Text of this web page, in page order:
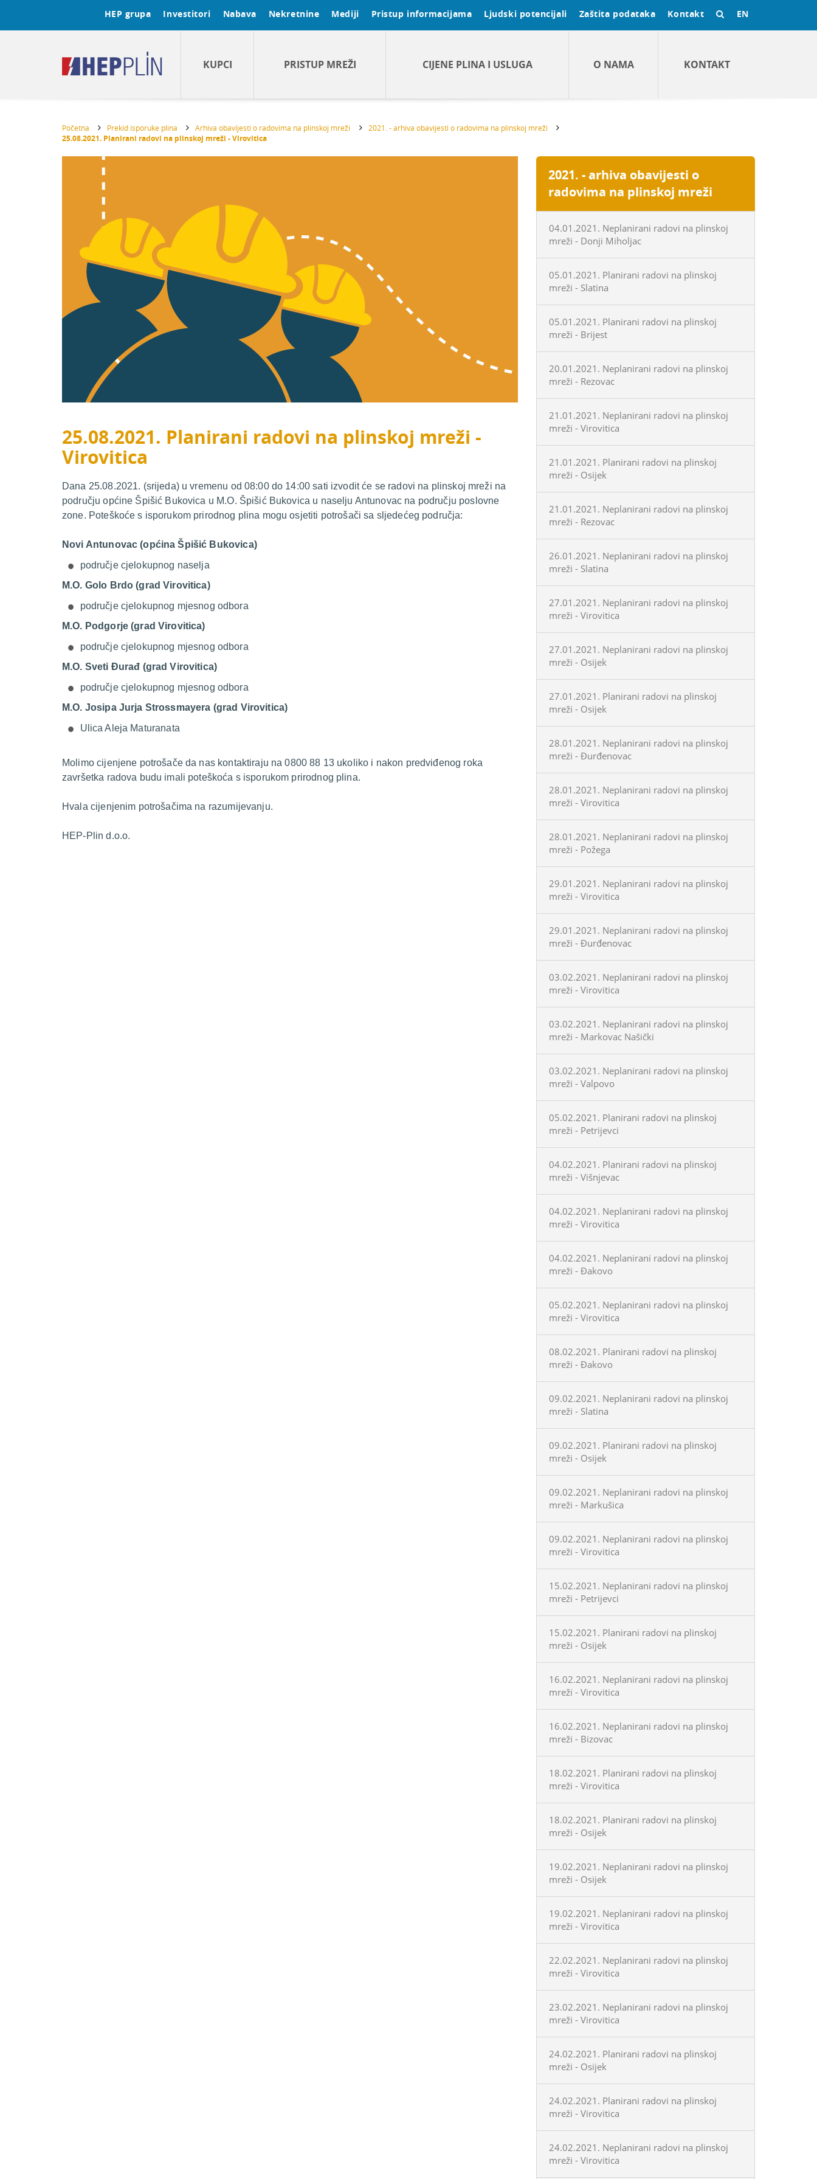
HEP grupa Investitori Nabava Nekretnine Mediji Pristup informacijama Ljudski potencijali Zaštita podataka Kontakt EN
KUPCI PRISTUP MREŽI CIJENE PLINA I USLUGA O NAMA KONTAKT
Početna Prekid isporuke plina Arhiva obavijesti o radovima na plinskoj mreži 2021. - arhiva obavijesti o radovima na plinskoj mreži
25.08.2021. Planirani radovi na plinskoj mreži - Virovitica
25.08.2021. Planirani radovi na plinskoj mreži -
Virovitica
Dana 25.08.2021. (srijeda) u vremenu od 08:00 do 14:00 sati izvodit će se radovi na plinskoj mreži na
području općine Špišić Bukovica u M.O. Špišić Bukovica u naselju Antunovac na području poslovne
zone. Poteškoće s isporukom prirodnog plina mogu osjetiti potrošači sa sljedećeg područja:
Novi Antunovac (općina Špišić Bukovica)
područje cjelokupnog naselja
M.O. Golo Brdo (grad Virovitica)
područje cjelokupnog mjesnog odbora
M.O. Podgorje (grad Virovitica)
područje cjelokupnog mjesnog odbora
M.O. Sveti Đurađ (grad Virovitica)
područje cjelokupnog mjesnog odbora
M.O. Josipa Jurja Strossmayera (grad Virovitica)
Ulica Aleja Maturanata
Molimo cijenjene potrošače da nas kontaktiraju na 0800 88 13 ukoliko i nakon predviđenog roka
završetka radova budu imali poteškoća s isporukom prirodnog plina.
Hvala cijenjenim potrošačima na razumijevanju.
HEP-Plin d.o.o.
2021. - arhiva obavijesti o
radovima na plinskoj mreži
04.01.2021. Neplanirani radovi na plinskoj
mreži - Donji Miholjac
05.01.2021. Planirani radovi na plinskoj
mreži - Slatina
05.01.2021. Planirani radovi na plinskoj
mreži - Brijest
20.01.2021. Neplanirani radovi na plinskoj
mreži - Rezovac
21.01.2021. Neplanirani radovi na plinskoj
mreži - Virovitica
21.01.2021. Planirani radovi na plinskoj
mreži - Osijek
21.01.2021. Neplanirani radovi na plinskoj
mreži - Rezovac
26.01.2021. Neplanirani radovi na plinskoj
mreži - Slatina
27.01.2021. Neplanirani radovi na plinskoj
mreži - Virovitica
27.01.2021. Neplanirani radovi na plinskoj
mreži - Osijek
27.01.2021. Planirani radovi na plinskoj
mreži - Osijek
28.01.2021. Neplanirani radovi na plinskoj
mreži - Đurđenovac
28.01.2021. Neplanirani radovi na plinskoj
mreži - Virovitica
28.01.2021. Neplanirani radovi na plinskoj
mreži - Požega
29.01.2021. Neplanirani radovi na plinskoj
mreži - Virovitica
29.01.2021. Neplanirani radovi na plinskoj
mreži - Đurđenovac
03.02.2021. Neplanirani radovi na plinskoj
mreži - Virovitica
03.02.2021. Neplanirani radovi na plinskoj
mreži - Markovac Našički
03.02.2021. Neplanirani radovi na plinskoj
mreži - Valpovo
05.02.2021. Planirani radovi na plinskoj
mreži - Petrijevci
04.02.2021. Planirani radovi na plinskoj
mreži - Višnjevac
04.02.2021. Neplanirani radovi na plinskoj
mreži - Virovitica
04.02.2021. Neplanirani radovi na plinskoj
mreži - Đakovo
05.02.2021. Neplanirani radovi na plinskoj
mreži - Virovitica
08.02.2021. Planirani radovi na plinskoj
mreži - Đakovo
09.02.2021. Neplanirani radovi na plinskoj
mreži - Slatina
09.02.2021. Planirani radovi na plinskoj
mreži - Osijek
09.02.2021. Neplanirani radovi na plinskoj
mreži - Markušica
09.02.2021. Neplanirani radovi na plinskoj
mreži - Virovitica
15.02.2021. Neplanirani radovi na plinskoj
mreži - Petrijevci
15.02.2021. Planirani radovi na plinskoj
mreži - Osijek
16.02.2021. Neplanirani radovi na plinskoj
mreži - Virovitica
16.02.2021. Neplanirani radovi na plinskoj
mreži - Bizovac
18.02.2021. Planirani radovi na plinskoj
mreži - Virovitica
18.02.2021. Planirani radovi na plinskoj
mreži - Osijek
19.02.2021. Neplanirani radovi na plinskoj
mreži - Osijek
19.02.2021. Neplanirani radovi na plinskoj
mreži - Virovitica
22.02.2021. Neplanirani radovi na plinskoj
mreži - Virovitica
23.02.2021. Neplanirani radovi na plinskoj
mreži - Virovitica
24.02.2021. Planirani radovi na plinskoj
mreži - Osijek
24.02.2021. Planirani radovi na plinskoj
mreži - Virovitica
24.02.2021. Neplanirani radovi na plinskoj
mreži - Virovitica